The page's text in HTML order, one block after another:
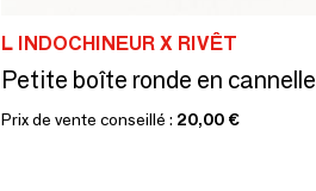
L INDOCHINEUR X RIVÊT
Petite boîte ronde en cannelle
Prix de vente conseillé : 20,00 €